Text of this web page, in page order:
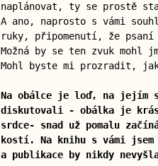
naplánovat, ty se prostě
A ano, naprosto s vámi
ruky, připomenutí, že psaní
Možná by se ten zvuk mohl
Mohl byste mi prozradit,
Na obálce je loď, na jejím
diskutovali - obálka je
srdce- snad už pomalu
kostí. Na knihu s vámi
a publikace by nikdy